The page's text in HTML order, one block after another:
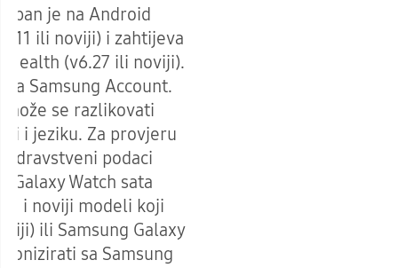
je na Android
11 ili noviji) i zahtijeva
Health (v6.27 ili noviji).
Samsung Account.
se razlikovati
i jeziku. Za provjeru
podaci
Galaxy Watch sata
i noviji modeli koji
ili Samsung Galaxy
sa Samsung